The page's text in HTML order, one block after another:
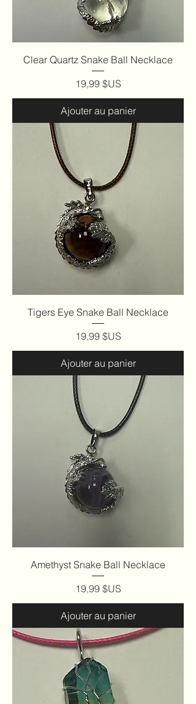
Clear Quartz Snake Ball Necklace
Prix
19,99 $US
Ajouter au panier
Tigers Eye Snake Ball Necklace
Prix
19,99 $US
Ajouter au panier
Amethyst Snake Ball Necklace
Prix
19,99 $US
Ajouter au panier